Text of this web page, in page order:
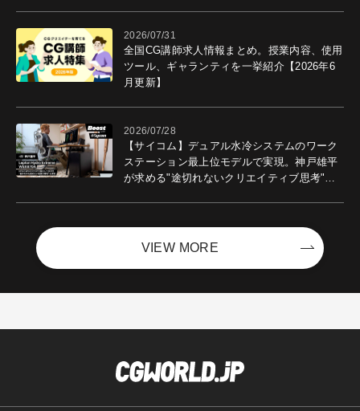
2026/07/31
全国CG講師求人情報まとめ。授業内容、使用
ツール、ギャランティを一挙紹介【2026年6
月更新】
2026/07/28
【サイコム】デュアル水冷システムのワーク
ステーション最上位モデルで実現。神戸雄平
が求める"途切れないクリエイティブ思考"｜
VIEW MORE